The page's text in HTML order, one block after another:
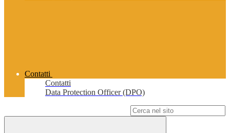
Contatti
Contatti
Data Protection Officer (DPO)